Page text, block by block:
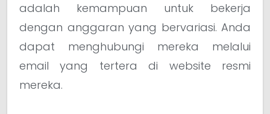
adalah kemampuan untuk bekerja
dengan anggaran yang bervariasi. Anda
dapat menghubungi mereka melalui
email yang tertera di website resmi
mereka.